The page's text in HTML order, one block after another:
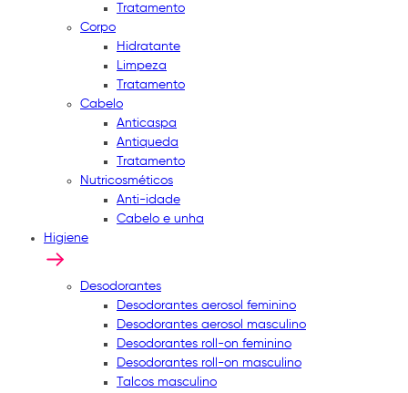
Tratamento
Corpo
Hidratante
Limpeza
Tratamento
Cabelo
Anticaspa
Antiqueda
Tratamento
Nutricosméticos
Anti-idade
Cabelo e unha
Higiene
Desodorantes
Desodorantes aerosol feminino
Desodorantes aerosol masculino
Desodorantes roll-on feminino
Desodorantes roll-on masculino
Talcos masculino